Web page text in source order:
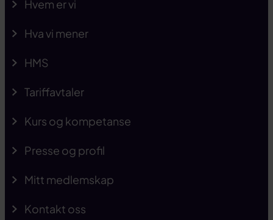
Hvem er vi
Hva vi mener
HMS
Tariffavtaler
Kurs og kompetanse
Presse og profil
Mitt medlemskap
Kontakt oss